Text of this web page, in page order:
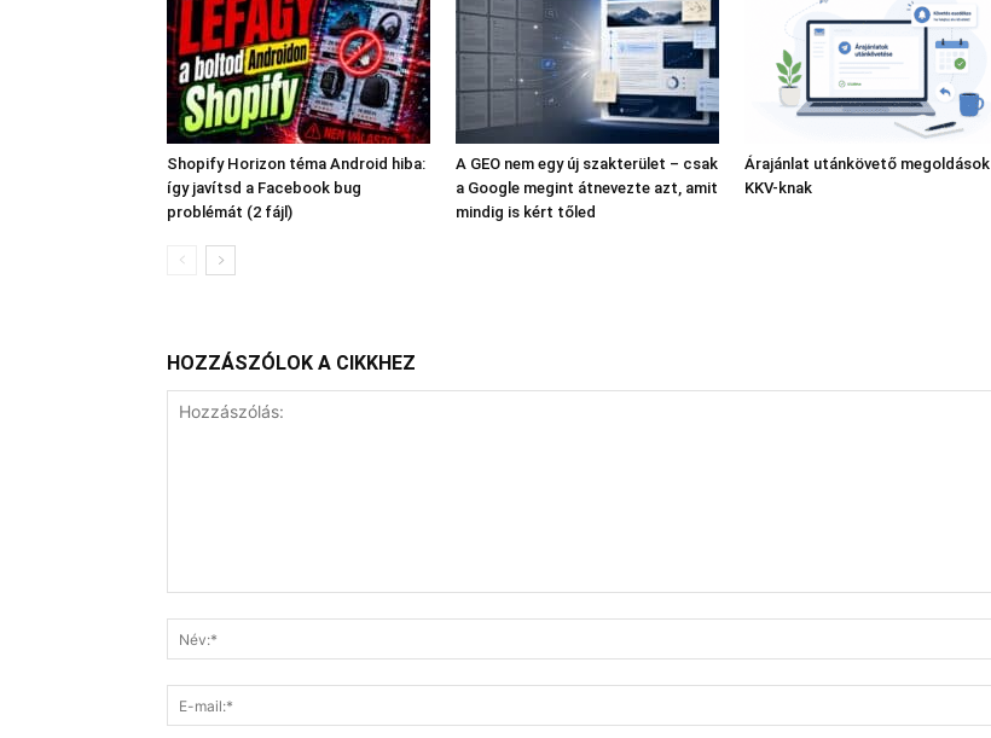
Shopify Horizon téma Android hiba:
így javítsd a Facebook bug
problémát (2 fájl)
A GEO nem egy új szakterület – csak
a Google megint átnevezte azt, amit
mindig is kért tőled
Árajánlat utánkövető megoldások
KKV-knak
HOZZÁSZÓLOK A CIKKHEZ